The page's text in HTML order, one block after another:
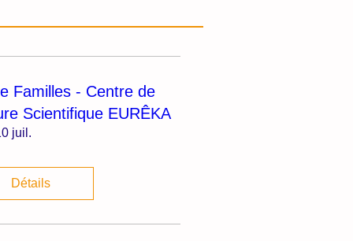
Familles - Centre de
Scientifique EURÊKA
juil.
Détails